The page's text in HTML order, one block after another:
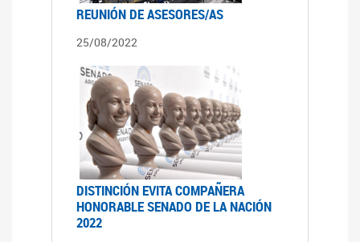
REUNIÓN DE ASESORES/AS
25/08/2022
DISTINCIÓN EVITA COMPAÑERA
HONORABLE SENADO DE LA NACIÓN
2022